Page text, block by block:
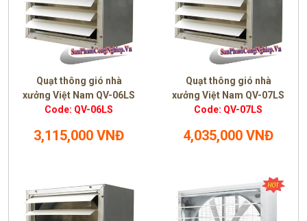
Quạt thông gió nhà
xưởng Việt Nam QV-06LS
Code: QV-06LS
3,115,000 VNĐ
Quạt thông gió nhà
xưởng Việt Nam QV-07LS
Code: QV-07LS
4,035,000 VNĐ